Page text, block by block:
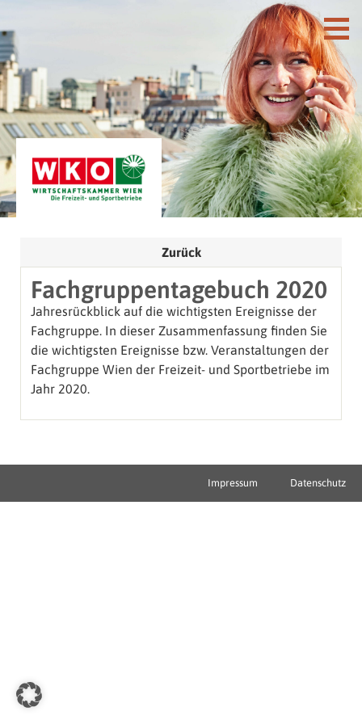
Zurück
Fachgruppentagebuch 2020
Jahresrückblick auf die wichtigsten Ereignisse der
Fachgruppe. In dieser Zusammenfassung finden Sie
die wichtigsten Ereignisse bzw. Veranstaltungen der
Fachgruppe Wien der Freizeit- und Sportbetriebe im
Jahr 2020.
Impressum Datenschutz